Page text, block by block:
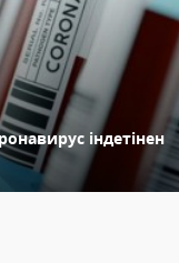
індетінен